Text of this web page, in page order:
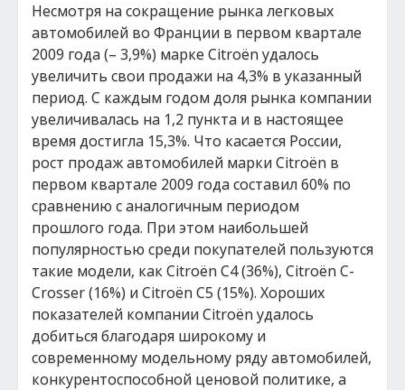
Несмотря на сокращение рынка легковых
автомобилей во Франции в первом квартале
2009 года (– 3,9%) марке Citroёn удалось
увеличить свои продажи на 4,3% в указанный
период. С каждым годом доля рынка компании
увеличивалась на 1,2 пункта и в настоящее
время достигла 15,3%. Что касается России,
рост продаж автомобилей марки Сitroёn в
первом квартале 2009 года составил 60% по
сравнению с аналогичным периодом
прошлого года. При этом наибольшей
популярностью среди покупателей пользуются
такие модели, как Сitroёn С4 (36%), Сitroёn C-
Сrosser (16%) и Сitroёn C5 (15%). Хороших
показателей компании Citroёn удалось
добиться благодаря широкому и
современному модельному ряду автомобилей,
конкурентоспособной ценовой политике, а